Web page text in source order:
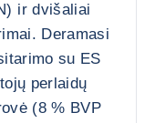
ir dvišaliai
Deramasi
su ES
perlaidų
(8 % BVP